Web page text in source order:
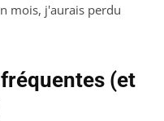
mois, j'aurais perdu
(et